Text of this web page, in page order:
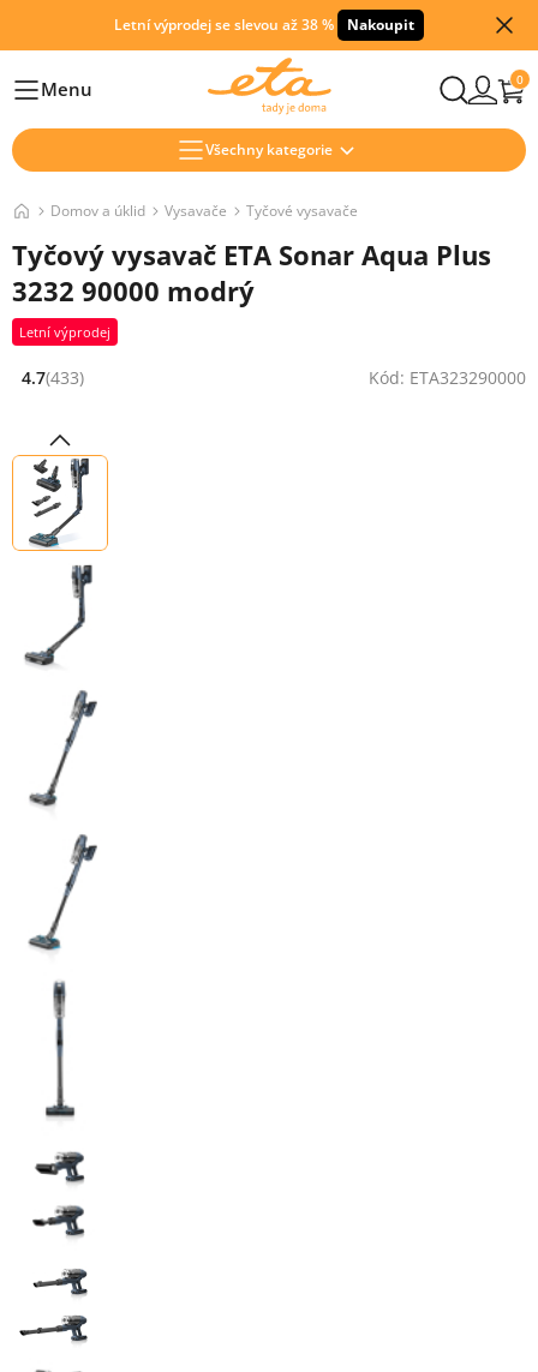
Letní výprodej se slevou až 38 % Nakoupit
HlavníMenu 0
Všechny kategorie
Domov a úklid Vysavače Tyčové vysavače
Tyčový vysavač ETA Sonar Aqua Plus
3232 90000 modrý
Letní výprodej
Hodnocení: 4.7 z 5 (433 recenzí)
4.7(433) Kód: ETA323290000